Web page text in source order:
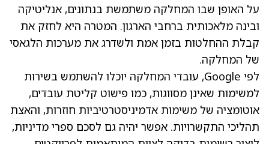
על האופן שבו המחלקה משתמשת בנתונים, אנליטיקה
ובינה מלאכותית ברחבי הארגון. המטרה היא לחזק את
קבלת ההחלטות בזמן אמת ולשדרג את מערכות הלגאסי
של המחלקה.
לפי Google, עובדי המחלקה יוכלו להשתמש בשירות
למשימות שאינן מסווגות, כמו פישוט קליטת עובדים,
אוטומציה של משימות אדמיניסטרטיביות חוזרות, והאצת
תהליכי התקשרויות. אפשר יהיה גם לסכם ספרי מדיניות,